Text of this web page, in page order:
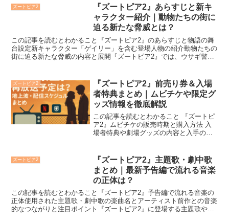
新作『ズートピア2』が、2025年12月5日
（金）から日本...
ズートピア2
『ズートピア2』あらすじと新キ
ャラクター紹介｜動物たちの街に
迫る新たな脅威とは？
この記事を読むとわかること『ズートピア2』のあらすじと物語の舞
台設定新キャラクター「ゲイリー」を含む登場人物の紹介動物たちの
街に迫る新たな脅威の内容と展開『ズートピア2』では、ウサギ警官
ズートピア2
『ズートピア2』前売り券＆入場
者特典まとめ｜ムビチケや限定グ
ッズ情報を徹底解説
この記事を読むとわかること 『ズートピ
ア2』ムビチケの販売時期と購入方法 入
場者特典や劇場グッズの内容と入手のコ
ー映画『ズートピア2』では、前売り券
（ムビチケ）や...
ズートピア2
『ズートピア2』主題歌・劇中歌
まとめ｜最新予告編で流れる音楽
の正体は？
この記事を読むとわかること『ズートピア2』予告編で流れる音楽の
正体使用された主題歌・劇中歌の楽曲名とアーティスト前作との音楽
的なつながりと注目ポイント『ズートピア2』に登場する主題歌や劇